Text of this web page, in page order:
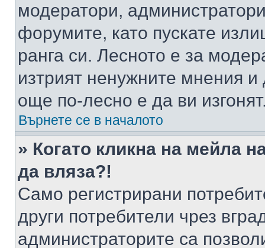
модератори,
форумите, като пускате
ранга си. Лесното е за
изтрият ненужните мнения
още по-лесно е да ви
Върнете се в началото
» Когато кликна на мейла
да вляза?!
Само регистрирани
други потребители чрез
администраторите са